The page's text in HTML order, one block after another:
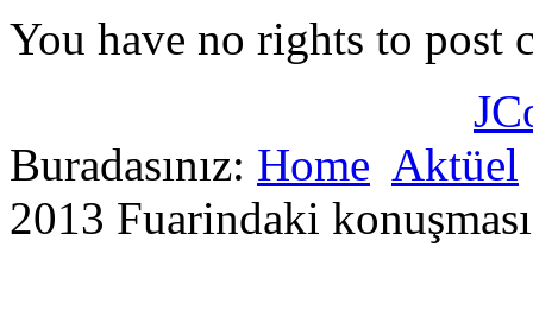
You have no rights to post
Buradasınız: Home Aktüel
2013 Fuarindaki konuşması